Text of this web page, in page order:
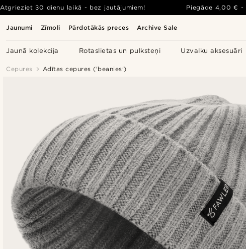
Jaunumi Zīmoli Pārdotākās preces Archive Sale
Jaunā kolekcija Rotaslietas un pulksteņi Uzvalku aksesuāri
Atgrieziet 30 dienu laikā - bez jautājumiem! Piegāde 4,00 € -
Cepures Adītas cepures ('beanies')